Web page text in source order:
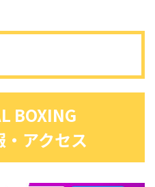
BOXING
アクセス